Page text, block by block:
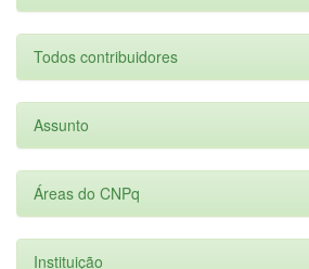
Todos contribuidores
Assunto
Áreas do CNPq
Instituição